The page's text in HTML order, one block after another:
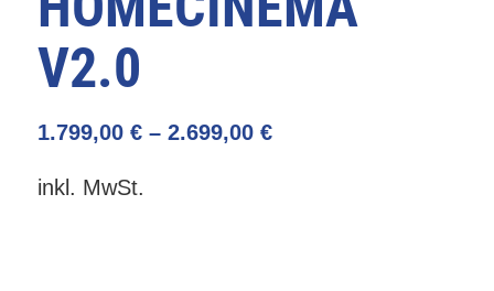
V2.0
1.799,00 €– 2.699,00 €
inkl. MwSt.